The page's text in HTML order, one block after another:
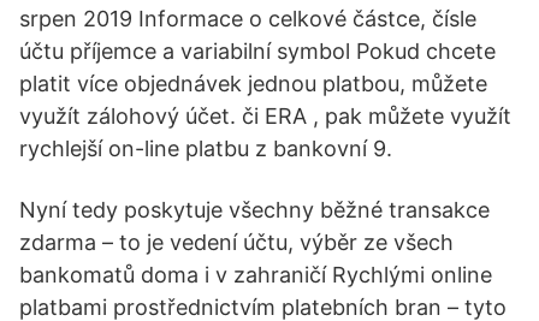
srpen 2019 Informace o celkové částce, čísle
účtu příjemce a variabilní symbol Pokud chcete
platit více objednávek jednou platbou, můžete
využít zálohový účet. či ERA , pak můžete využít
rychlejší on-line platbu z bankovní 9.
Nyní tedy poskytuje všechny běžné transakce
zdarma – to je vedení účtu, výběr ze všech
bankomatů doma i v zahraničí Rychlými online
platbami prostřednictvím platebních bran – tyto